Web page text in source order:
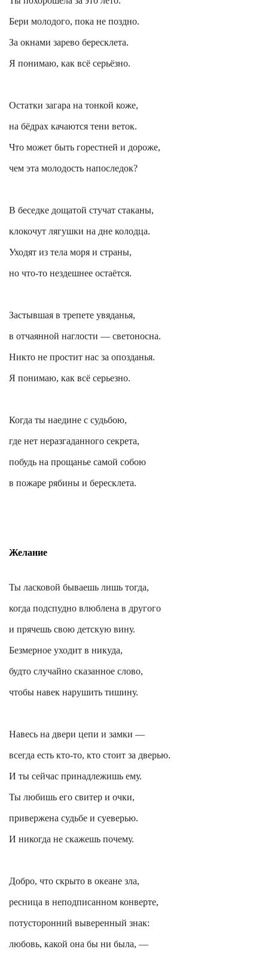
Бери молодого, пока не поздно.
За окнами зарево бересклета.
Я понимаю, как всё серьёзно.
Остатки загара на тонкой коже,
на бёдрах качаются тени веток.
Что может быть горестней и дороже,
чем эта молодость напоследок?
В беседке дощатой стучат стаканы,
клокочут лягушки на дне колодца.
Уходят из тела моря и страны,
но что-то нездешнее остаётся.
Застывшая в трепете увяданья,
в отчаянной наглости — светоносна.
Никто не простит нас за опозданья.
Я понимаю, как всё серьезно.
Когда ты наедине с судьбою,
где нет неразгаданного секрета,
побудь на прощанье самой собою
в пожаре рябины и бересклета.
Желание
Ты ласковой бываешь лишь тогда,
когда подспудно влюблена в другого
и прячешь свою детскую вину.
Безмерное уходит в никуда,
будто случайно сказанное слово,
чтобы навек нарушить тишину.
Навесь на двери цепи и замки —
всегда есть кто-то, кто стоит за дверью.
И ты сейчас принадлежишь ему.
Ты любишь его свитер и очки,
привержена судьбе и суеверью.
И никогда не скажешь почему.
Добро, что скрыто в океане зла,
ресница в неподписанном конверте,
потусторонний выверенный знак:
любовь, какой она бы ни была, —